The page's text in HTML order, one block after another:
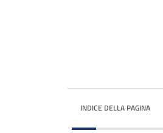
INDICE DELLA PAGINA